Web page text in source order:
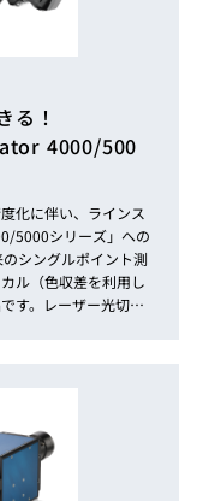
る！
4000/500
化に伴い、ラインス
5000シリーズ」への
シングルポイント測
ル（色収差を利用し
す。レーザー光切断